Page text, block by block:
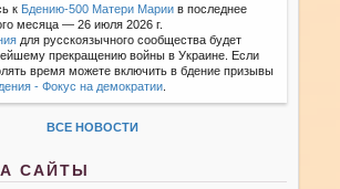
к Бдению-500 Матери Марии в последнее
месяца — 26 июля 2026 г.
для русскоязычного сообщества будет
прекращению войны в Украине. Если
время можете включить в бдение призывы
- Фокус на демократии
ВСЕ НОВОСТИ
САЙТЫ